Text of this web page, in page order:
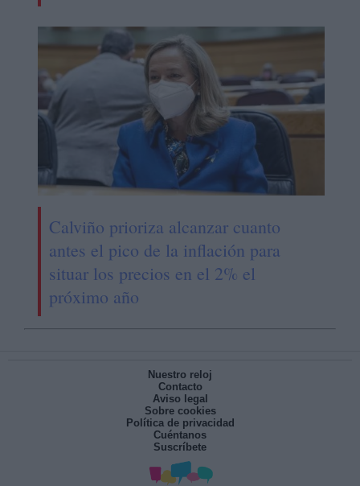
Calviño prioriza alcanzar cuanto
antes el pico de la inflación para
situar los precios en el 2% el
próximo año
Nuestro reloj
Contacto
Aviso legal
Sobre cookies
Política de privacidad
Cuéntanos
Suscríbete